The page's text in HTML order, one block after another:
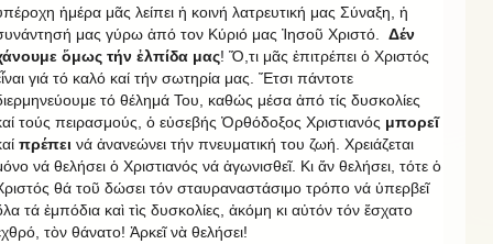
ἡμέρα μᾶς λείπει ἡ κοινή λατρευτική μας Σύναξη, ἡ
μας γύρω ἀπό τον Κύριό μας Ἰησοῦ Χριστό. Δέν
ὅμως τήν ἐλπίδα μας! Ὅ,τι μᾶς ἐπιτρέπει ὁ Χριστός
γιά τό καλό καί τήν σωτηρία μας. Ἔτσι πάντοτε
τό θέλημά Του, καθώς μέσα ἀπό τίς δυσκολίες
τούς πειρασμούς, ὁ εὐσεβής Ὀρθόδοξος Χριστιανός μπορεῖ
πρέπει νά ἀνανεώνει τήν πνευματική του ζωή. Χρειάζεται
νά θελήσει ὁ Χριστιανός νά ἀγωνισθεῖ. Κι ἄν θελήσει, τότε ὁ
θά τοῦ δώσει τόν σταυραναστάσιμο τρόπο νά ὑπερβεῖ
τά ἐμπόδια καὶ τὶς δυσκολίες, ἀκόμη κι αὐτόν τόν ἔσχατο
τὸν θάνατο! Ἀρκεῖ νὰ θελήσει!